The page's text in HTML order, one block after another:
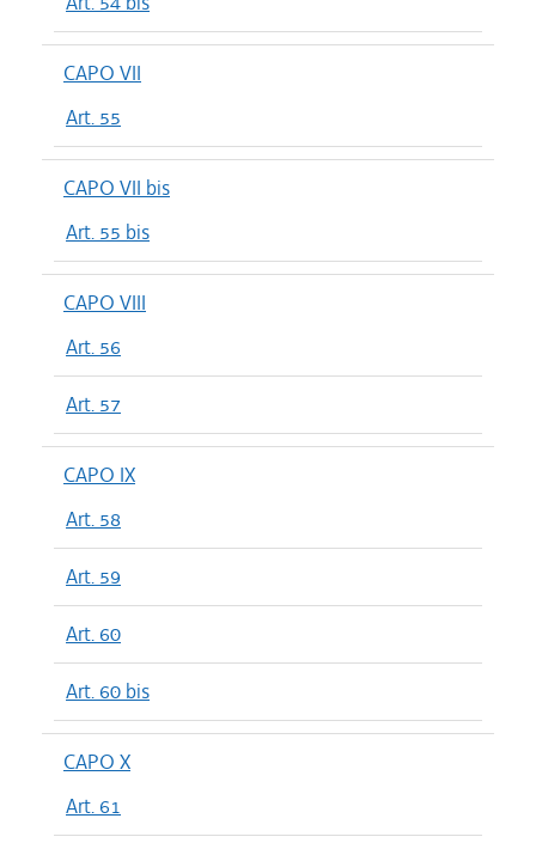
CAPO VII
Art. 55
CAPO VII bis
Art. 55 bis
CAPO VIII
Art. 56
Art. 57
CAPO IX
Art. 58
Art. 59
Art. 60
Art. 60 bis
CAPO X
Art. 61